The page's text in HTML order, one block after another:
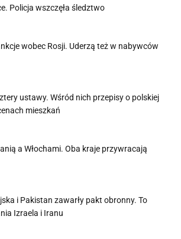
Policja wszczęła śledztwo
wobec Rosji. Uderzą też w nabywców
ustawy. Wśród nich przepisy o polskiej
mieszkań
a Włochami. Oba kraje przywracają
i Pakistan zawarły pakt obronny. To
Izraela i Iranu